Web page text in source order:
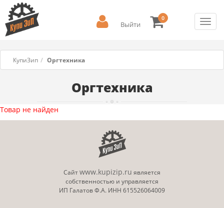
Выйти
0
КупиЗип Оргтехника
Оргтехника
Товар не найден
Сайтwww.kupizip.ru является
собственностью и управляется
ИП Галатов Ф.А. ИНН 615526064009